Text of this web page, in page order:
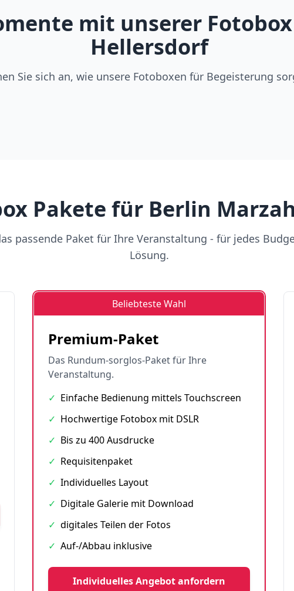
mit unserer
Hellersdorf
Sie sich an, wie unsere Fotoboxen für Begeisterung
Pakete für Berlin
passende Paket für Ihre Veranstaltung - für jedes
Lösung.
Beliebteste Wahl
Premium-Paket
Das Rundum-sorglos-Paket für Ihre
Veranstaltung.
✓ Einfache Bedienung mittels Touchscreen
✓ Hochwertige Fotobox mit DSLR
✓ Bis zu 400 Ausdrucke
✓ Requisitenpaket
✓ Individuelles Layout
✓ Digitale Galerie mit Download
✓ digitales Teilen der Fotos
✓ Auf-/Abbau inklusive
Individuelles Angebot anfordern